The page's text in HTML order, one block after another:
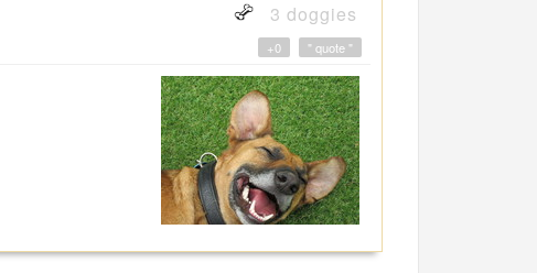
3 doggies
" quote "
+0